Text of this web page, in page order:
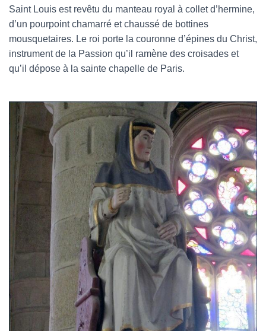
Saint Louis est revêtu du manteau royal à collet d’hermine,
d’un pourpoint chamarré et chaussé de bottines
mousquetaires. Le roi porte la couronne d’épines du Christ,
instrument de la Passion qu’il ramène des croisades et
qu’il dépose à la sainte chapelle de Paris.